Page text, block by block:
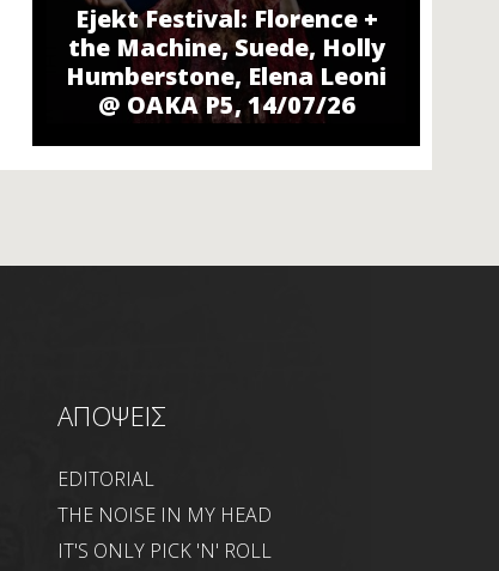
Ejekt Festival: Florence +
the Machine, Suede, Holly
Humberstone, Elena Leoni
@ ΟΑΚΑ P5, 14/07/26
ΑΠΟΨΕΙΣ
EDITORIAL
THE NOISE IN MY HEAD
IT'S ONLY PICK 'N' ROLL